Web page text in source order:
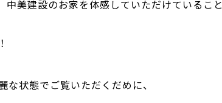
美建設のお家を体感していただけていること
状態でご覧いただくだめに、